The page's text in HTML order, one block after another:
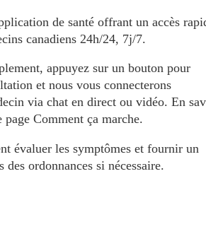
de santé offrant un accès
canadiens 24h/24, 7j/7.
appuyez sur un bouton pour
et nous vous connecterons
via chat en direct ou vidéo. En
Comment ça marche.
évaluer les symptômes et fournir un
ordonnances si nécessaire.